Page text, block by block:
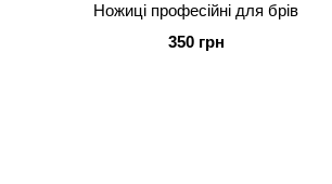
Ножиці професійні для брів
350 грн